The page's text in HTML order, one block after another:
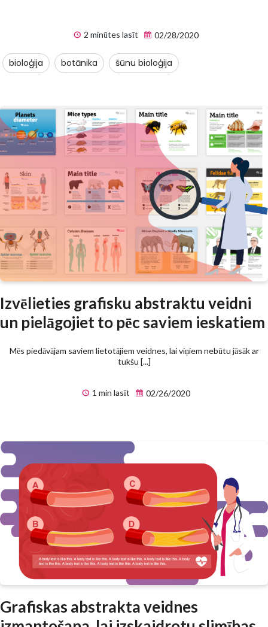
2 minūtes lasīt 02/28/2020
bioloģija botānika šūnu bioloģija
Izvēlieties grafisku abstraktu veidni
un pielāgojiet to pēc saviem ieskatiem
Mēs piedāvājam saviem lietotājiem veidnes, lai viņiem nebūtu jāsāk ar
tukšu [...]
1 min lasīt 02/26/2020
Grafiskas abstrakta veidnes